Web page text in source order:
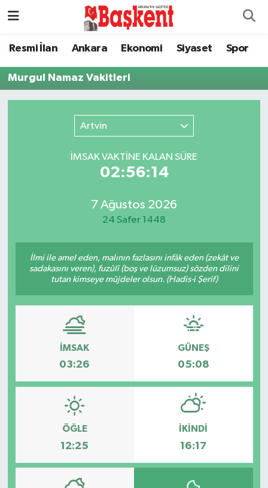
Resmi İlan Ankara Ekonomi Siyaset Spor
Murgul Namaz Vakitleri
Artvin
İMSAK VAKTİNE KALAN SÜRE
02:56:14
7 Ağustos 2026
24 Safer 1448
İlmi ile amel eden, malının fazlasını infâk eden (zekât ve
sadakasını veren), fuzûlî (boş ve lüzumsuz) sözden dilini
tutan kimseye müjdeler olsun. (Hadis-i Şerif)
İMSAK
03:26
GÜNEŞ
05:08
ÖĞLE
12:25
İKINDI
16:17
Ankara
Asayiş
Gündem
Kültür-Sanat
Magazin
Özel Haber
Resmi İlan
Sağlık
Nöbetçi Eczaneler
Hava Durumu
Trafik Durumu
Süper Lig Puan Durumu ve Fikstür
Tüm Manşetler
Haber Arşivi